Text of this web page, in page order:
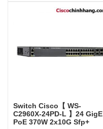
Switch Cisco【 WS-
C2960X-24PD-L 】24 GigE
PoE 370W 2x10G Sfp+